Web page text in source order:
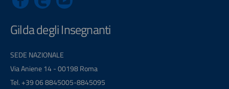
Gilda degli Insegnanti
SEDE NAZIONALE
Via Aniene 14 - 00198 Roma
Tel. +39 06 8845005-8845095